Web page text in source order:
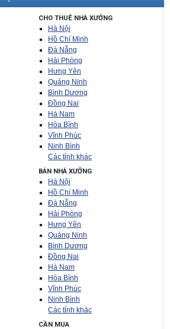
CHO THUÊ NHÀ XƯỞNG
Hà Nội
Hồ Chí Minh
Đà Nẵng
Hải Phòng
Hưng Yên
Quảng Ninh
Bình Dương
Đồng Nai
Hà Nam
Hòa Bình
Vĩnh Phúc
Ninh Bình
Các tỉnh khác
BÁN NHÀ XƯỞNG
Hà Nội
Hồ Chí Minh
Đà Nẵng
Hải Phòng
Hưng Yên
Quảng Ninh
Bình Dương
Đồng Nai
Hà Nam
Hòa Bình
Vĩnh Phúc
Ninh Bình
Các tỉnh khác
CẦN MUA